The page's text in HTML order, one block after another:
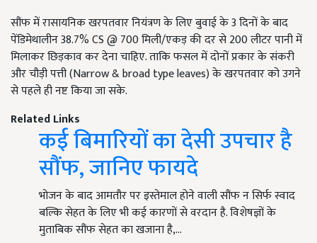
सौंफ में रासायनिक खरपतवार नियंत्रण के लिए बुवाई के 3 दिनों के बाद
पेंडिमेथालीन 38.7% CS @ 700 मिली/एकड़ की दर से 200 लीटर पानी में
मिलाकर छिड़काव कर देना चाहिए. ताकि फसल में दोनों प्रकार के संकरी
और चौड़ी पत्ती (Narrow & broad type leaves) के खरपतवार को उगने
से पहले ही नष्ट किया जा सके.
Related Links
कई बिमारियों का देसी उपचार है
सौंफ, जानिए फायदे
भोजन के बाद आमतौर पर इस्तेमाल होने वाली सौंफ न सिर्फ स्वाद
बल्कि सेहत के लिए भी कई कारणों से वरदान है. विशेषज्ञों के
मुताबिक सौंफ सेहत का खजाना है,…